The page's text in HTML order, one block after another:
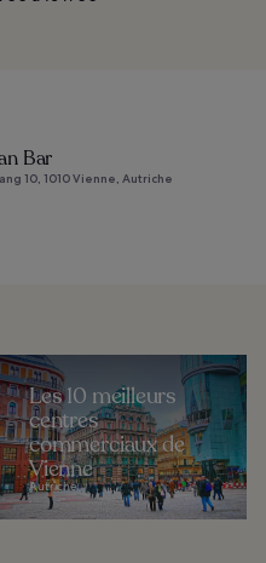
Bar
10, 1010 Vienne, Autriche
Les 10 meilleurs
centres
commerciaux de
Vienne
Autriche